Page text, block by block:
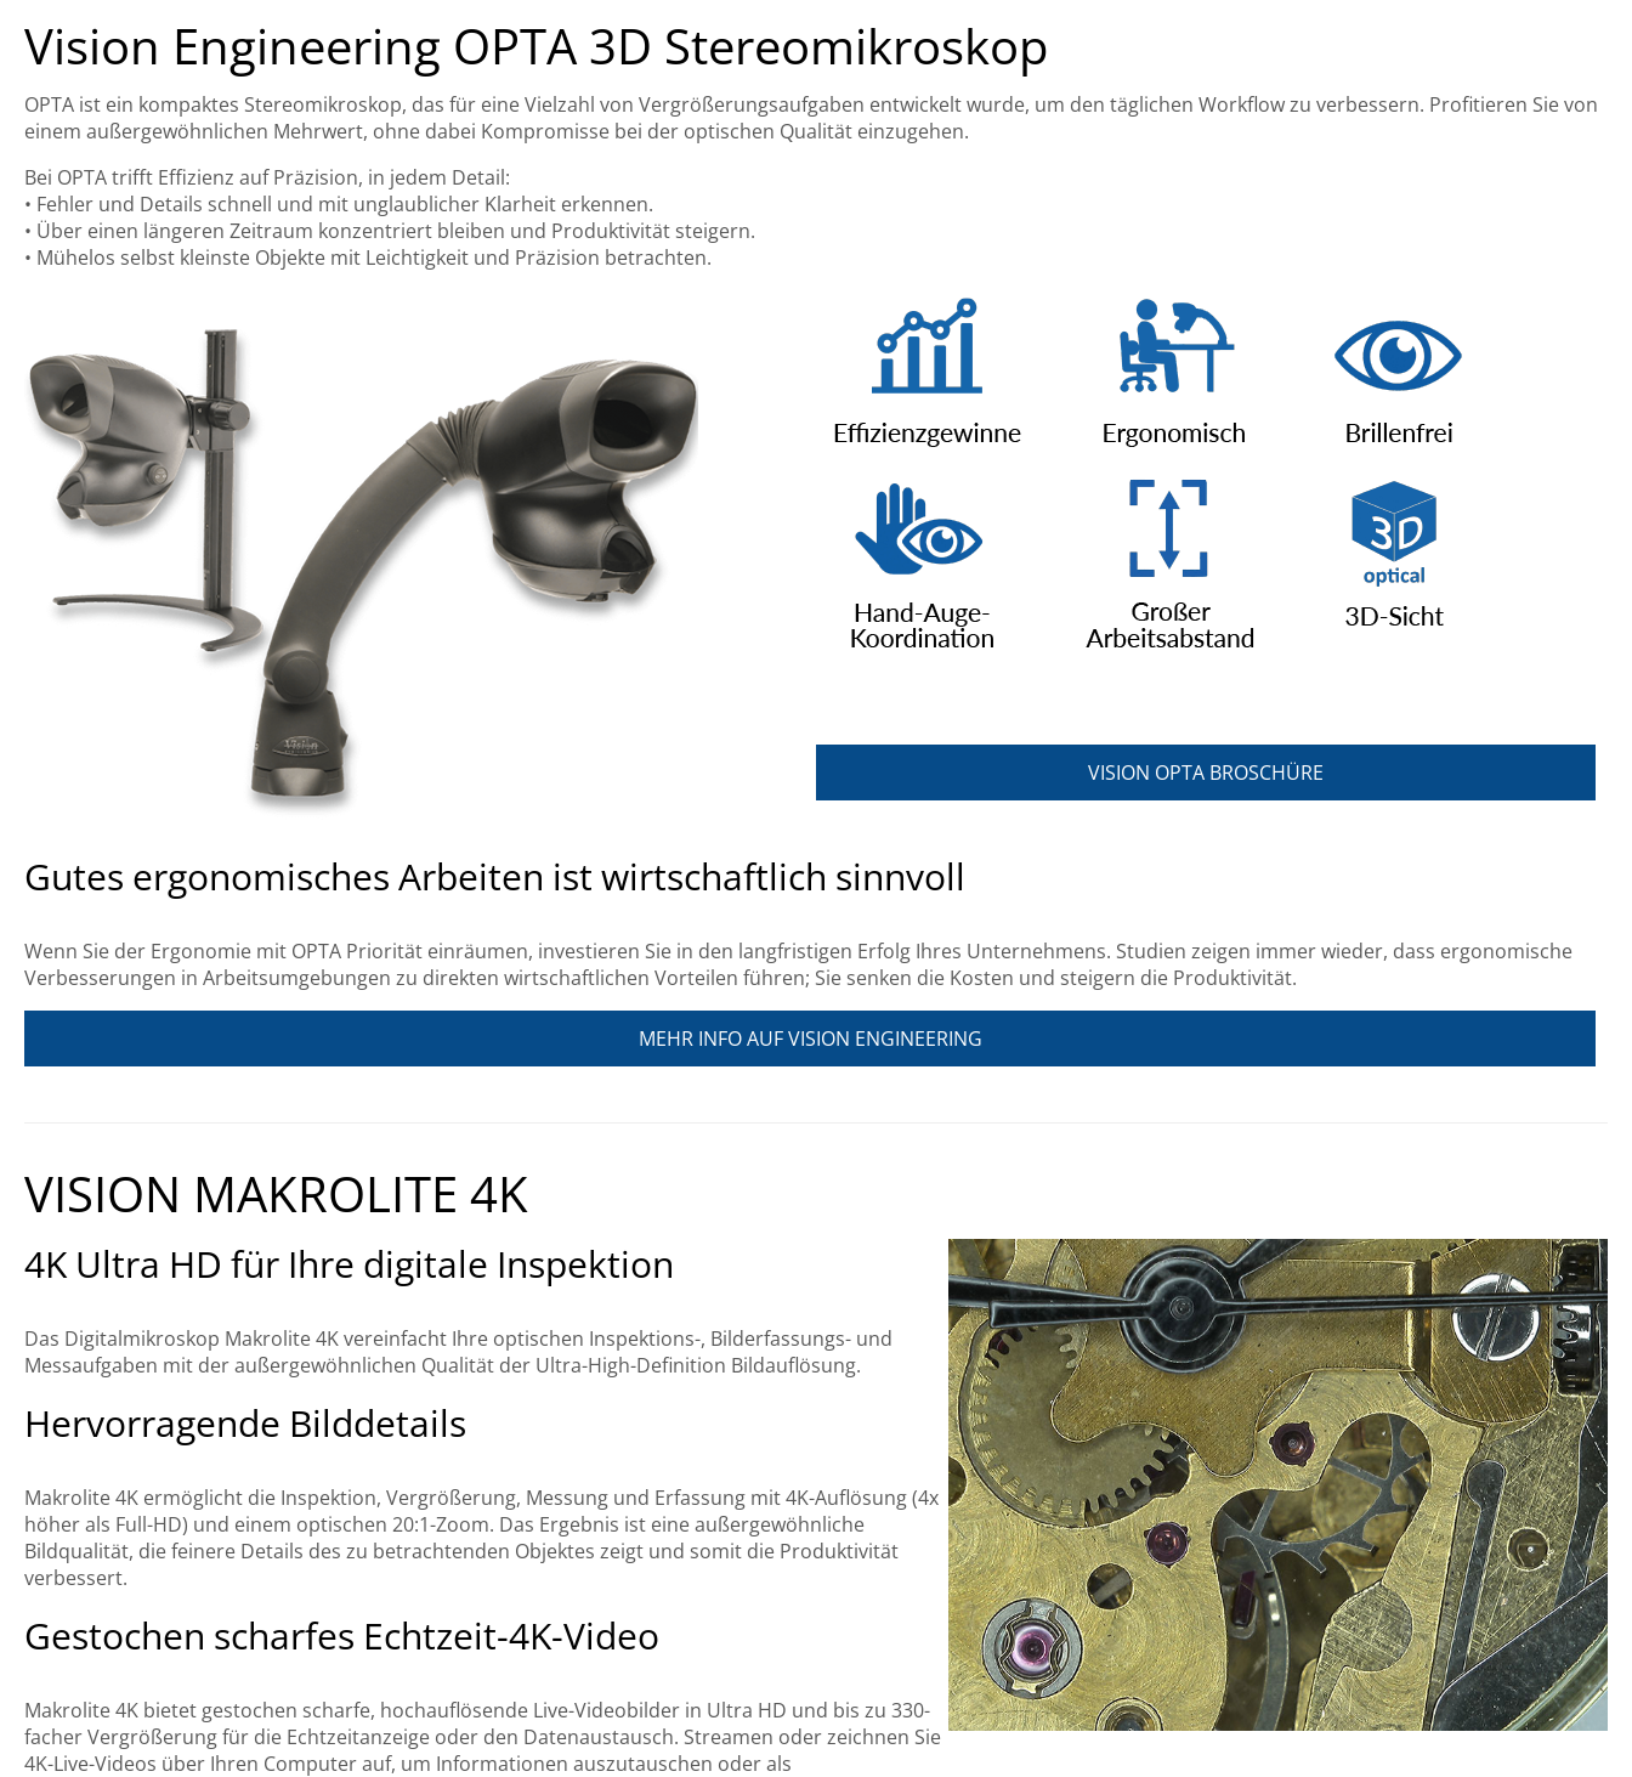
Vision Engineering OPTA 3D Stereomikroskop
OPTA ist ein kompaktes Stereomikroskop, das für eine Vielzahl von Vergrößerungsaufgaben entwickelt wurde, um den täglichen Workflow zu verbessern. Profitieren Sie von
einem außergewöhnlichen Mehrwert, ohne dabei Kompromisse bei der optischen Qualität einzugehen.
Bei OPTA trifft Effizienz auf Präzision, in jedem Detail:
• Fehler und Details schnell und mit unglaublicher Klarheit erkennen.
• Über einen längeren Zeitraum konzentriert bleiben und Produktivität steigern.
• Mühelos selbst kleinste Objekte mit Leichtigkeit und Präzision betrachten.
VISION OPTA BROSCHÜRE
Gutes ergonomisches Arbeiten ist wirtschaftlich sinnvoll
Wenn Sie der Ergonomie mit OPTA Priorität einräumen, investieren Sie in den langfristigen Erfolg Ihres Unternehmens. Studien zeigen immer wieder, dass ergonomische
Verbesserungen in Arbeitsumgebungen zu direkten wirtschaftlichen Vorteilen führen; Sie senken die Kosten und steigern die Produktivität.
MEHR INFO AUF VISION ENGINEERING
VISION MAKROLITE 4K
4K Ultra HD für Ihre digitale Inspektion
Das Digitalmikroskop Makrolite 4K vereinfacht Ihre optischen Inspektions-, Bilderfassungs- und
Messaufgaben mit der außergewöhnlichen Qualität der Ultra-High-Definition Bildauflösung.
Hervorragende Bilddetails
Makrolite 4K ermöglicht die Inspektion, Vergrößerung, Messung und Erfassung mit 4K-Auflösung (4x
höher als Full-HD) und einem optischen 20:1-Zoom. Das Ergebnis ist eine außergewöhnliche
Bildqualität, die feinere Details des zu betrachtenden Objektes zeigt und somit die Produktivität
verbessert.
Gestochen scharfes Echtzeit-4K-Video
Makrolite 4K bietet gestochen scharfe, hochauflösende Live-Videobilder in Ultra HD und bis zu 330-
facher Vergrößerung für die Echtzeitanzeige oder den Datenaustausch. Streamen oder zeichnen Sie
4K-Live-Videos über Ihren Computer auf, um Informationen auszutauschen oder als